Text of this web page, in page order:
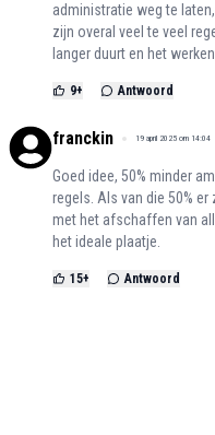
administratie weg te
zijn overal veel te veel
langer duurt en het
9+ Antwoord
franckin 19 april 2025 om 14:04
Goed idee, 50% minder
regels. Als van die 50%
met het afschaffen van
het ideale plaatje.
15+ Antwoord